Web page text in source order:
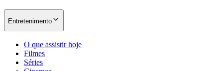
Entretenimento
O que assistir hoje
Filmes
Séries